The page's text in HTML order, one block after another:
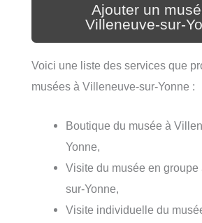
Ajouter un
Villeneuve-sur-
Voici une liste des services que
musées à Villeneuve-sur-Yonne :
Boutique du musée à
Yonne,
Visite du musée en
sur-Yonne,
Visite individuelle du